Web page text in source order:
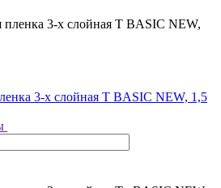
3-х слойная T BASIC NEW, 1,5